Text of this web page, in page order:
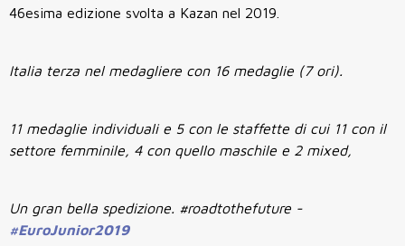
46esima edizione svolta a Kazan nel 2019.
Italia terza nel medagliere con 16 medaglie (7 ori).
11 medaglie individuali e 5 con le staffette di cui 11 con il
settore femminile, 4 con quello maschile e 2 mixed,
Un gran bella spedizione. #roadtothefuture -
#EuroJunior2019